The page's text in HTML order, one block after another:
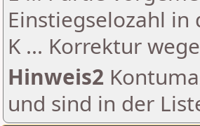
Einstiegselozahl
K ... Korrektur
Hinweis2
und sind in der